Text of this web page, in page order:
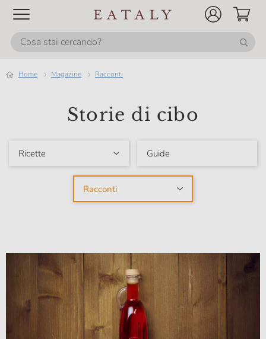
Home magazine Racconti
Storie di cibo
Ricette Guide
Racconti